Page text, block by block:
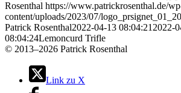
Rosenthal https://www.patrickrosenthal.de/
content/uploads/2023/07/
Patrick Rosenthal2022-04-13 08:04:21 2022-
08:04:24Lemoncurd Trifle
© 2013–2026 Patrick Rosenthal
Link zu X